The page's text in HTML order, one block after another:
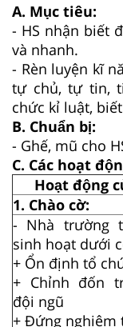
A. Mục tiêu:
- HS nhận biết
và nhanh.
- Rèn luyện kĩ
tự chủ, tự tin,
chức kỉ luật,
B. Chuẩn bị:
- Ghế, mũ cho
C. Các hoạt
Hoạt động
1. Chào cờ:
- Nhà trường
sinh hoạt dưới
+ Ổn định tổ
+ Chỉnh đốn
đội ngũ
+ Đứng nghiêm